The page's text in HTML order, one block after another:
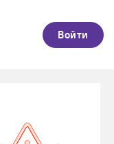
Войти